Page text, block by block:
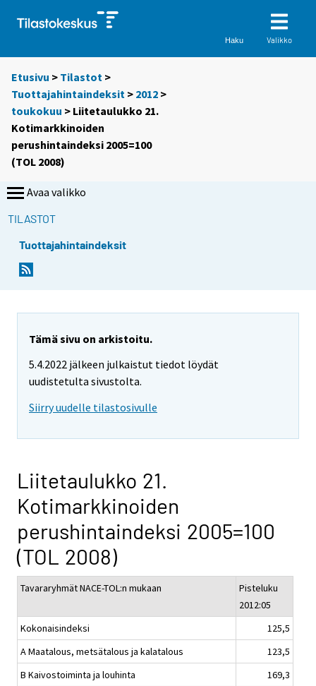
Haku Valikko
Etusivu > Tilastot >
Tuottajahintaindeksit > 2012 >
toukokuu > Liitetaulukko 21.
Kotimarkkinoiden
perushintaindeksi 2005=100
(TOL 2008)
Avaa valikko
TILASTOT
Tuottajahintaindeksit
Tämä sivu on arkistoitu.
5.4.2022 jälkeen julkaistut tiedot löydät
uudistetulta sivustolta.
Siirry uudelle tilastosivulle
Liitetaulukko 21.
Kotimarkkinoiden
perushintaindeksi 2005=100
(TOL 2008)
Tavararyhmät NACE-TOL:n mukaan
Pisteluku
2012:05
Kokonaisindeksi
125,5
A Maatalous, metsätalous ja kalatalous
123,5
B Kaivostoiminta ja louhinta
169,3